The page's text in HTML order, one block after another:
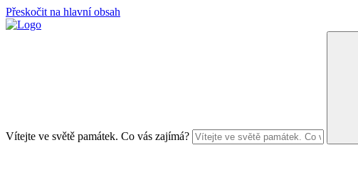
Přeskočit na hlavní obsah
Vítejte ve světě památek. Co vás zajímá?